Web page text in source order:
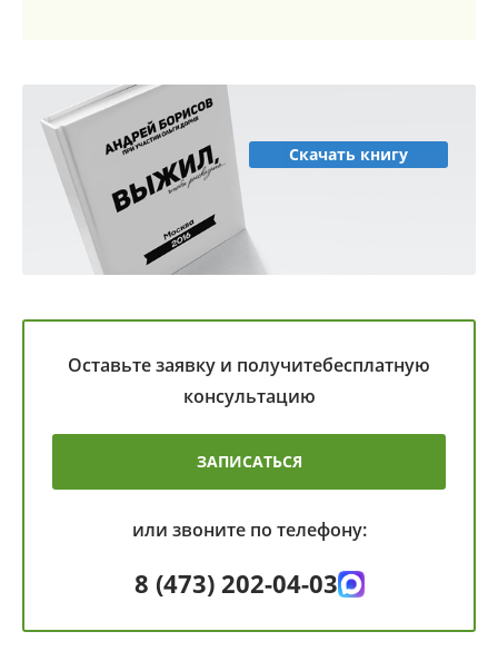
Скачать книгу
Оставьте заявку и получитебесплатную
консультацию
ЗАПИСАТЬСЯ
или звоните по телефону:
8 (473) 202-04-03